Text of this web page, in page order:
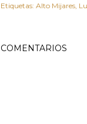
Etiquetas: Alto Mijares
COMENTARIOS